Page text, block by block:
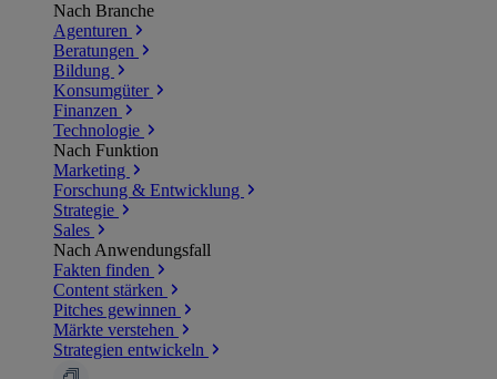
Nach Branche
Agenturen
Beratungen
Bildung
Konsumgüter
Finanzen
Technologie
Nach Funktion
Marketing
Forschung & Entwicklung
Strategie
Sales
Nach Anwendungsfall
Fakten finden
Content stärken
Pitches gewinnen
Märkte verstehen
Strategien entwickeln